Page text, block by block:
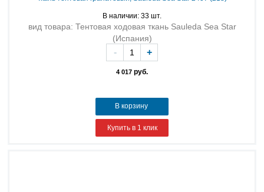
В наличии: 33 шт.
вид товара: Тентовая ходовая ткань Sauleda Sea Star
(Испания)
4 017 руб.
- +
В корзину
Купить в 1 клик